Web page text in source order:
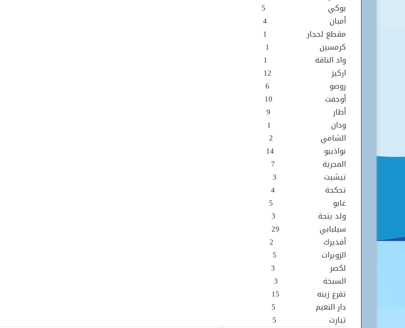
بوكي 5
أمبان 4
مقطع لحجار 1
كرمسين 1
واد الناقة 1
اركيز 12
روصو 6
أوجفت 10
أطار 9
ودان 1
الشامي 2
نواذيبو 14
المجرية 7
تيشيت 3
تجكجة 4
غابو 5
ولد ينجة 3
سيلبابي 29
أفديرك 2
الزويرات 5
لكصر 3
السبخة 3
تفرغ زينه 15
دار النعيم 5
تيارت 5